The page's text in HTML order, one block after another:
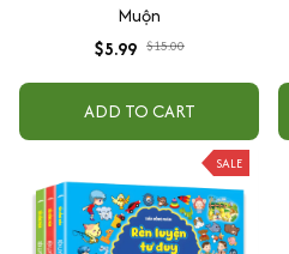
Muộn
$5.99 $15.00
ADD TO CART
SALE